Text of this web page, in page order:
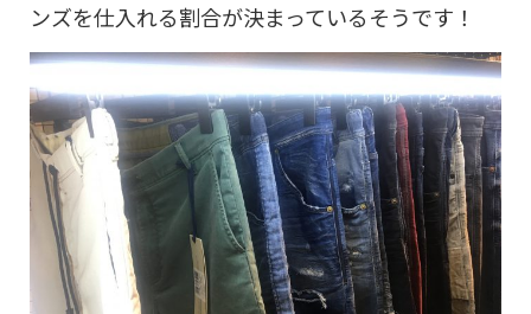
ンズを仕入れる割合が決まっているそうです！